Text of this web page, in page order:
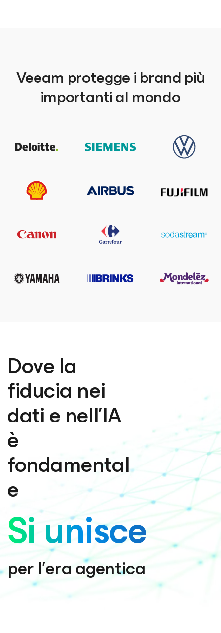
Veeam protegge i brand più
importanti al mondo
Dove la
fiducia nei
dati e nell’IA
è
fondamental
e
Si unisce
per l'era agentica